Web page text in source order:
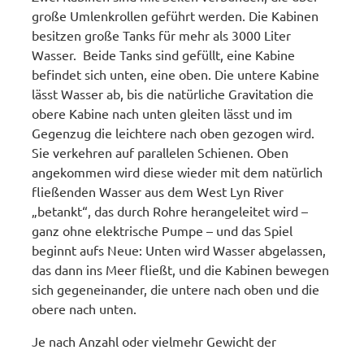
große Umlenkrollen geführt werden. Die Kabinen
besitzen große Tanks für mehr als 3000 Liter
Wasser. Beide Tanks sind gefüllt, eine Kabine
befindet sich unten, eine oben. Die untere Kabine
lässt Wasser ab, bis die natürliche Gravitation die
obere Kabine nach unten gleiten lässt und im
Gegenzug die leichtere nach oben gezogen wird.
Sie verkehren auf parallelen Schienen. Oben
angekommen wird diese wieder mit dem natürlich
fließenden Wasser aus dem West Lyn River
„betankt“, das durch Rohre herangeleitet wird –
ganz ohne elektrische Pumpe – und das Spiel
beginnt aufs Neue: Unten wird Wasser abgelassen,
das dann ins Meer fließt, und die Kabinen bewegen
sich gegeneinander, die untere nach oben und die
obere nach unten.
Je nach Anzahl oder vielmehr Gewicht der